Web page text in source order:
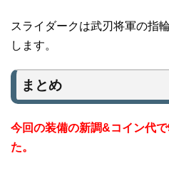
スライダークは武刃将軍の指
します。
まとめ
今回の装備の新調&コイン代
た。